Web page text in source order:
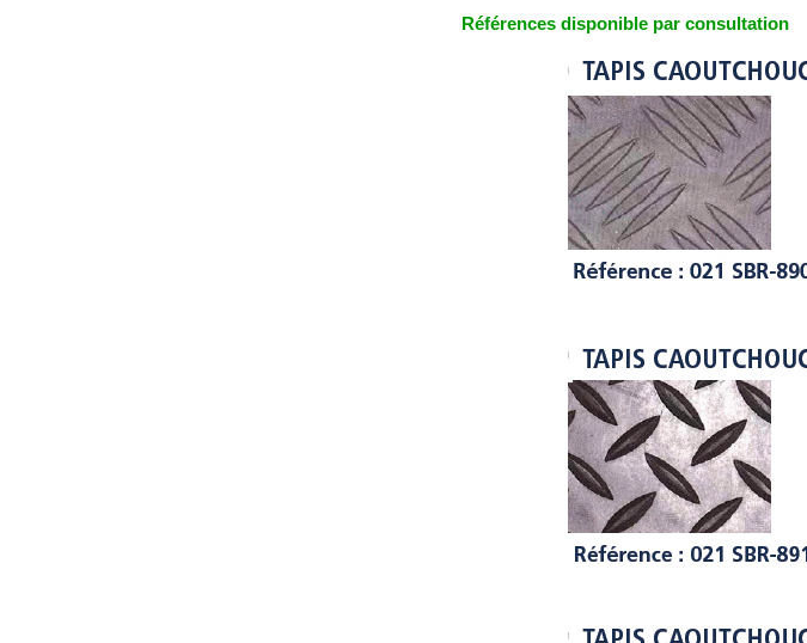
Références disponible par consultation